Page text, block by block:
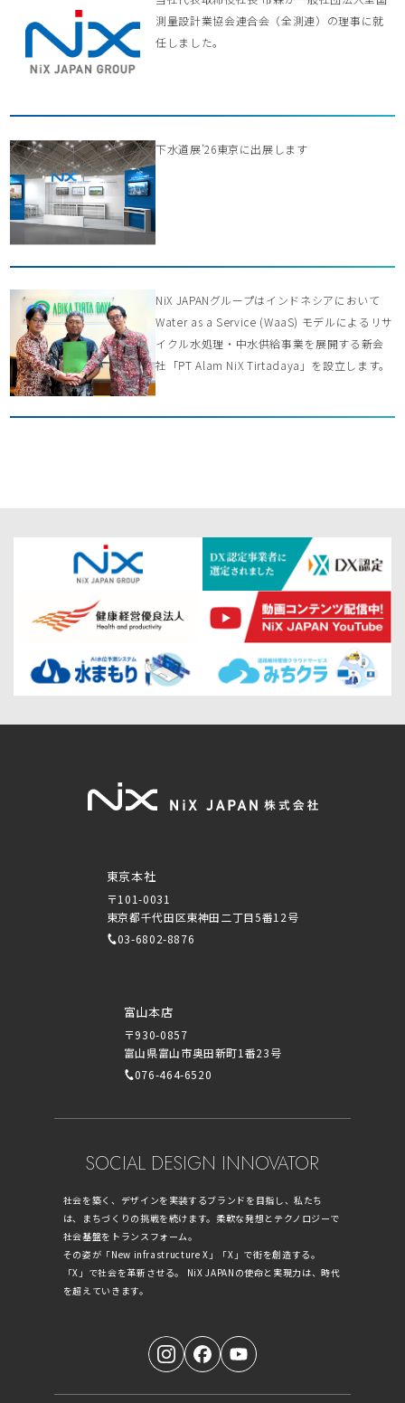
測量設計業協会連合会（全測連）の理事に就
任しました。
下水道展’26東京に出展します
NiX JAPANグループはインドネシアにおいて
Water as a Service (WaaS) モデルによるリサ
イクル水処理・中水供給事業を展開する新会
社「PT Alam NiX Tirtadaya」を設立します。
東京本社
〒101-0031
東京都千代田区東神田二丁目5番12号
03-6802-8876
富山本店
〒930-0857
富山県富山市奥田新町1番23号
076-464-6520
SOCIAL DESIGN INNOVATOR
社会を築く、デザインを実装するブランドを目指し、私たち
は、まちづくりの挑戦を続けます。柔軟な発想とテクノロジーで
社会基盤をトランスフォーム。
その姿が「New infrastructure X」「X」で街を創造する。
「X」で社会を革新させる。 NiX JAPANの使命と実現力は、時代
を超えていきます。